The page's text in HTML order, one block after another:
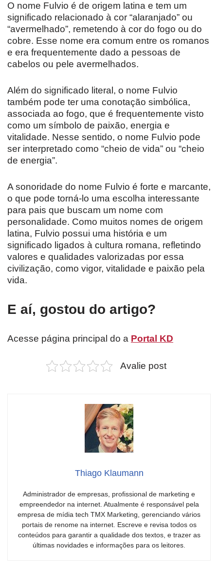
O nome Fulvio é de origem latina e tem um
significado relacionado à cor “alaranjado” ou
“avermelhado”, remetendo à cor do fogo ou do
cobre. Esse nome era comum entre os romanos
e era frequentemente dado a pessoas de
cabelos ou pele avermelhados.
Além do significado literal, o nome Fulvio
também pode ter uma conotação simbólica,
associada ao fogo, que é frequentemente visto
como um símbolo de paixão, energia e
vitalidade. Nesse sentido, o nome Fulvio pode
ser interpretado como “cheio de vida” ou “cheio
de energia”.
A sonoridade do nome Fulvio é forte e marcante,
o que pode torná-lo uma escolha interessante
para pais que buscam um nome com
personalidade. Como muitos nomes de origem
latina, Fulvio possui uma história e um
significado ligados à cultura romana, refletindo
valores e qualidades valorizadas por essa
civilização, como vigor, vitalidade e paixão pela
vida.
E aí, gostou do artigo?
Acesse página principal do a Portal KD
Avalie post
Thiago Klaumann
Administrador de empresas, profissional de marketing e
empreendedor na internet. Atualmente é responsável pela
empresa de mídia tech TMX Marketing, gerenciando vários
portais de renome na internet. Escreve e revisa todos os
conteúdos para garantir a qualidade dos textos, e trazer as
últimas novidades e informações para os leitores.